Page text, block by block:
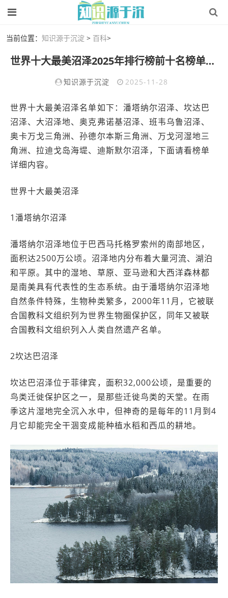
当前位置： 知识源于沉淀 > 百科>
世界十大最美沼泽2025年排行榜前十名榜单出炉
知识源于沉淀 2025-11-28
世界十大最美沼泽名单如下：潘塔纳尔沼泽、坎达巴
沼泽、大沼泽地、奥克弗诺基沼泽、班韦乌鲁沼泽、
奥卡万戈三角洲、孙德尔本斯三角洲、万戈河湿地三
角洲、拉迪戈岛海堤、迪斯默尔沼泽，下面请看榜单
详细内容。
世界十大最美沼泽
1潘塔纳尔沼泽
潘塔纳尔沼泽地位于巴西马托格罗索州的南部地区，
面积达2500万公顷。沼泽地内分布着大量河流、湖泊
和平原。其中的湿地、草原、亚马逊和大西洋森林都
是南美具有代表性的生态系统。由于潘塔纳尔沼泽地
自然条件特殊，生物种类繁多，2000年11月，它被联
合国教科文组织列为世界生物圈保护区，同年又被联
合国教科文组织列入人类自然遗产名单。
2坎达巴沼泽
坎达巴沼泽位于菲律宾，面积32,000公顷，是重要的
鸟类迁徙保护区之一，是那些迁徙鸟类的天堂。在雨
季这片湿地完全沉入水中，但神奇的是每年的11月到4
月它却能完全干涸变成能种植水稻和西瓜的耕地。